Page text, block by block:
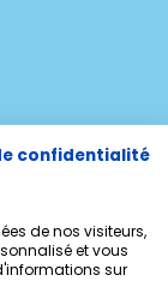
confidentialité
de nos visiteurs,
et vous
sur